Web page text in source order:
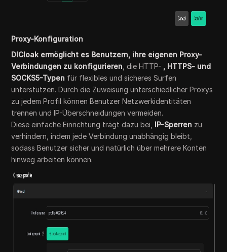
Proxy-Konfiguration
DICloak ermöglicht es Benutzern, ihre eigenen Proxy-
Verbindungen zu konfigurieren , die HTTP- , HTTPS- und
SOCKS5-Typen für flexibles und sicheres Surfen
unterstützen. Durch die Zuweisung unterschiedlicher Proxys
zu jedem Profil können Benutzer Netzwerkidentitäten
trennen und IP-Überschneidungen vermeiden.
Diese einfache Einrichtung trägt dazu bei, IP-Sperren zu
verhindern, indem jede Verbindung unabhängig bleibt,
sodass Benutzer sicher und natürlich über mehrere Konten
hinweg arbeiten können.